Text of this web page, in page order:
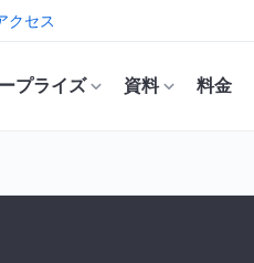
クセス
プライズ 資料 料金